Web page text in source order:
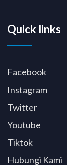
Quick links
Facebook
Instagram
Twitter
Youtube
Tiktok
Hubungi Kami